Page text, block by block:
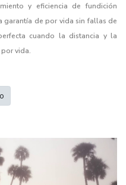
y eficiencia de fundición
garantía de por vida sin fallas de
cuando la distancia y la
vida.